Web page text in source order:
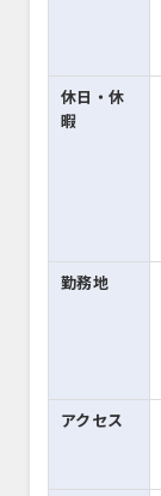
休日・休
暇
勤務地
アクセス